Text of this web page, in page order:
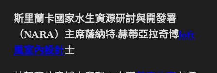
斯里蘭卡國家水生資源研討與開發署
（NARA）主席薩納特·赫蒂亞拉奇博loft
風室內設計士